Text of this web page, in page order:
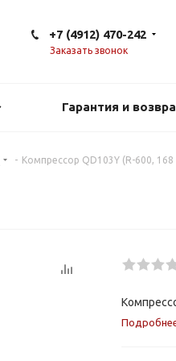
+7 (4912) 470-242
Заказать звонок
Гарантия и
- Компрессор QD103Y (R-600, 168